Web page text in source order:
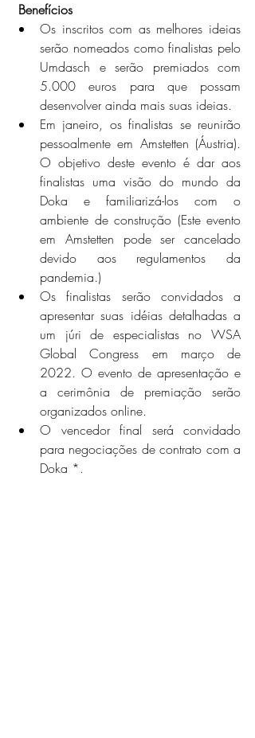
Benefícios
Os inscritos com as melhores ideias
serão nomeados como finalistas pelo
Umdasch e serão premiados com
5.000 euros para que possam
desenvolver ainda mais suas ideias.
Em janeiro, os finalistas se reunirão
pessoalmente em Amstetten (Áustria).
O objetivo deste evento é dar aos
finalistas uma visão do mundo da
Doka e familiarizá-los com o
ambiente de construção (Este evento
em Amstetten pode ser cancelado
devido aos regulamentos da
pandemia.)
Os finalistas serão convidados a
apresentar suas idéias detalhadas a
um júri de especialistas no WSA
Global Congress em março de
2022. O evento de apresentação e
a cerimônia de premiação serão
organizados online.
O vencedor final será convidado
para negociações de contrato com a
Doka *.